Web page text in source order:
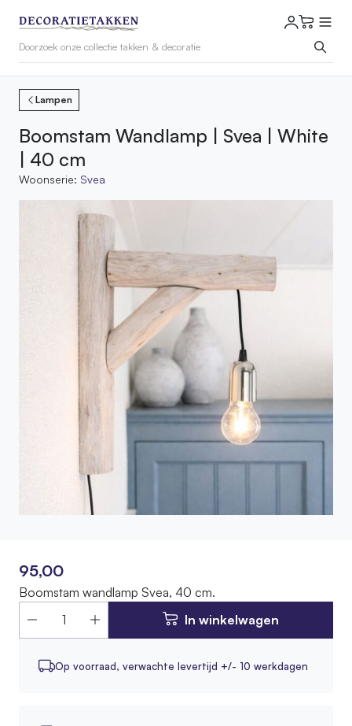
Lampen
Boomstam Wandlamp | Svea | White
| 40 cm
Woonserie: Svea
95,00
Boomstam wandlamp Svea, 40 cm.
In winkelwagen
Op voorraad, verwachte levertijd +/- 10 werkdagen